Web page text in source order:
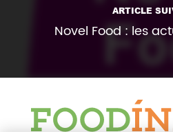
ARTICLE
Novel Food : les